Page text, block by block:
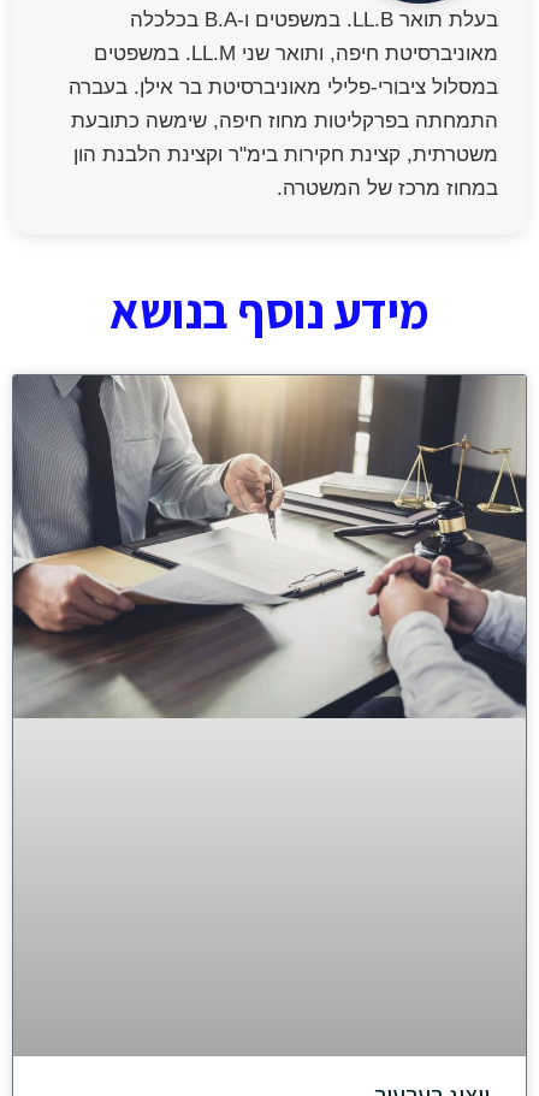
בעלת תואר LL.B. במשפטים ו-B.A בכלכלה
מאוניברסיטת חיפה, ותואר שני LL.M. במשפטים
במסלול ציבורי-פלילי מאוניברסיטת בר אילן. בעברה
התמחתה בפרקליטות מחוז חיפה, שימשה כתובעת
משטרתית, קצינת חקירות בימ"ר וקצינת הלבנת הון
במחוז מרכז של המשטרה.
מידע נוסף בנושא